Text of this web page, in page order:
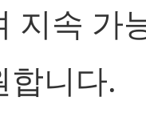
지속 가
합니다.